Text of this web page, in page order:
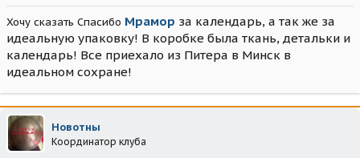
Хочу сказать Спасибо Мрамор за календарь, а так же за
идеальную упаковку! В коробке была ткань, детальки и
календарь! Все приехало из Питера в Минск в
идеальном сохране!
Новотны
Координатор клуба